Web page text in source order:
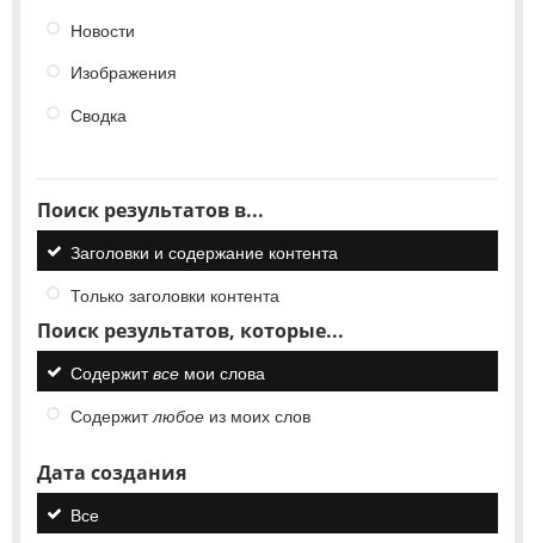
Новости
Изображения
Сводка
Поиск результатов в...
Заголовки и содержание контента
Только заголовки контента
Поиск результатов, которые...
Содержитвсе мои слова
Содержитлюбое из моих слов
Дата создания
Все